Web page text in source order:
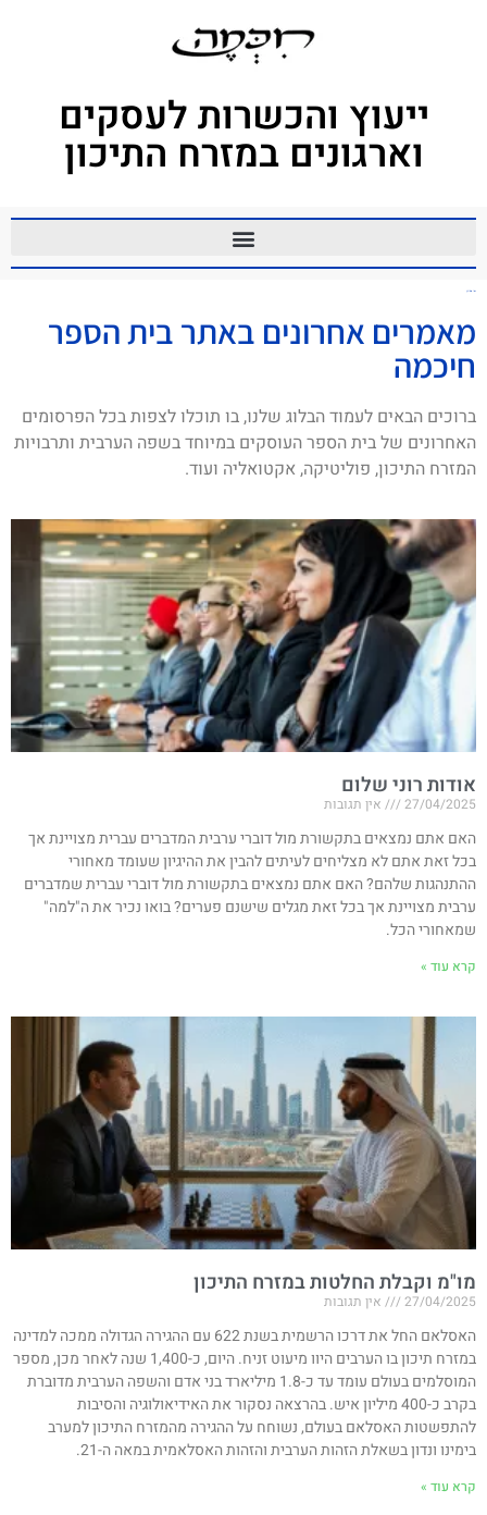
ייעוץ והכשרות לעסקים
וארגונים במזרח התיכון
שי עמירן
מאמרים אחרונים באתר בית הספר
חיכמה
ברוכים הבאים לעמוד הבלוג שלנו, בו תוכלו לצפות בכל הפרסומים
האחרונים של בית הספר העוסקים במיוחד בשפה הערבית ותרבויות
המזרח התיכון, פוליטיקה, אקטואליה ועוד.
אודות רוני שלום
27/04/2025 אין תגובות
האם אתם נמצאים בתקשורת מול דוברי ערבית המדברים עברית מצויינת אך
בכל זאת אתם לא מצליחים לעיתים להבין את ההיגיון שעומד מאחורי
ההתנהגות שלהם? האם אתם נמצאים בתקשורת מול דוברי עברית שמדברים
ערבית מצויינת אך בכל זאת מגלים שישנם פערים? בואו נכיר את ה"למה"
שמאחורי הכל.
קרא עוד »
מו"מ וקבלת החלטות במזרח התיכון
27/04/2025 אין תגובות
האסלאם החל את דרכו הרשמית בשנת 622 עם ההגירה הגדולה ממכה למדינה
במזרח תיכון בו הערבים היוו מיעוט זניח. היום, כ-1,400 שנה לאחר מכן, מספר
המוסלמים בעולם עומד עד כ-1.8 מיליארד בני אדם והשפה הערבית מדוברת
בקרב כ-400 מיליון איש. בהרצאה נסקור את האידיאולוגיה והסיבות
להתפשטות האסלאם בעולם, נשוחח על ההגירה מהמזרח התיכון למערב
בימינו ונדון בשאלת הזהות הערבית והזהות האסלאמית במאה ה-21.
קרא עוד »